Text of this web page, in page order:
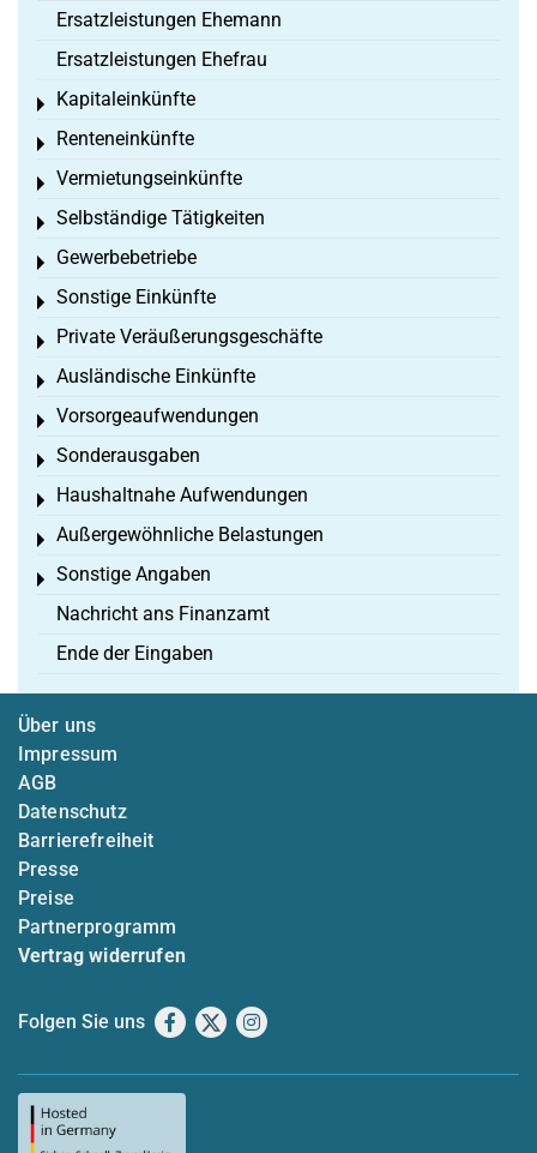
Ersatzleistungen Ehemann
Ersatzleistungen Ehefrau
Kapitaleinkünfte
Toggle menu
Renteneinkünfte
Toggle menu
Vermietungseinkünfte
Toggle menu
Selbständige Tätigkeiten
Toggle menu
Gewerbebetriebe
Toggle menu
Sonstige Einkünfte
Toggle menu
Private Veräußerungsgeschäfte
Toggle menu
Ausländische Einkünfte
Toggle menu
Vorsorgeaufwendungen
Toggle menu
Sonderausgaben
Toggle menu
Haushaltnahe Aufwendungen
Toggle menu
Außergewöhnliche Belastungen
Toggle menu
Sonstige Angaben
Toggle menu
Nachricht ans Finanzamt
Ende der Eingaben
Über uns
Impressum
AGB
Datenschutz
Barrierefreiheit
Presse
Preise
Partnerprogramm
Vertrag widerrufen
Folgen Sie uns Facebook
X Instagram